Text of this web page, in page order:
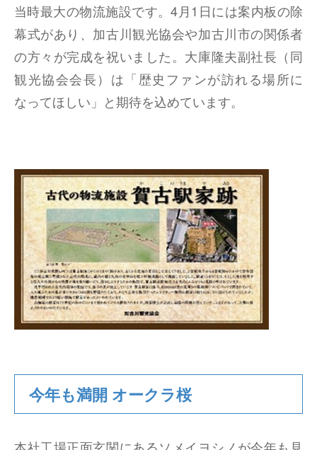
当時最大の物流施設です。4月1日には案内板の除
幕式があり、加古川観光協会や加古川市の関係者
の方々が完成を祝いました。大庫隆夫副社長（同
観光協会会長）は「歴史ファンが訪れる場所に
なってほしい」と期待を込めています。
今年も満開 オークラ桜